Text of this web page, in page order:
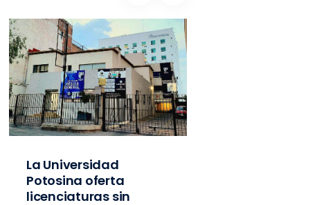
La Universidad
Potosina oferta
licenciaturas sin